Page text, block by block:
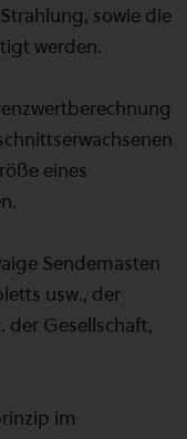
sowie die
werden.
eines
Sendemasten
usw., der
der Gesellschaft,
im